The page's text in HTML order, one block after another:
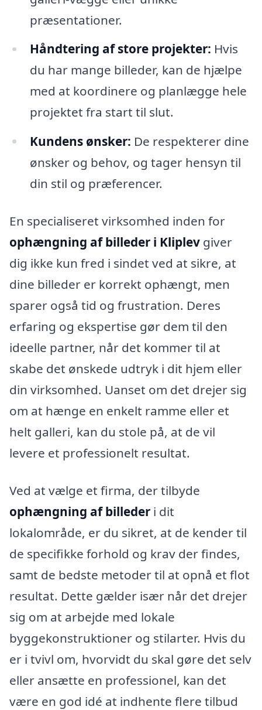
præsentationer.
Håndtering af store projekter: Hvis
du har mange billeder, kan de hjælpe
med at koordinere og planlægge hele
projektet fra start til slut.
Kundens ønsker: De respekterer dine
ønsker og behov, og tager hensyn til
din stil og præferencer.
En specialiseret virksomhed inden for
ophængning af billeder i Kliplev giver
dig ikke kun fred i sindet ved at sikre, at
dine billeder er korrekt ophængt, men
sparer også tid og frustration. Deres
erfaring og ekspertise gør dem til den
ideelle partner, når det kommer til at
skabe det ønskede udtryk i dit hjem eller
din virksomhed. Uanset om det drejer sig
om at hænge en enkelt ramme eller et
helt galleri, kan du stole på, at de vil
levere et professionelt resultat.
Ved at vælge et firma, der tilbyde
ophængning af billeder i dit
lokalområde, er du sikret, at de kender til
de specifikke forhold og krav der findes,
samt de bedste metoder til at opnå et flot
resultat. Dette gælder især når det drejer
sig om at arbejde med lokale
byggekonstruktioner og stilarter. Hvis du
er i tvivl om, hvorvidt du skal gøre det selv
eller ansætte en professionel, kan det
være en god idé at indhente flere tilbud